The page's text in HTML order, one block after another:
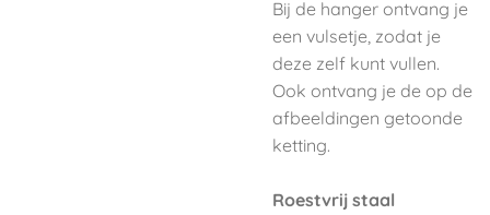
Bij de hanger ontvang je
een vulsetje, zodat je
deze zelf kunt vullen.
Ook ontvang je de op de
afbeeldingen getoonde
ketting.
Roestvrij staal